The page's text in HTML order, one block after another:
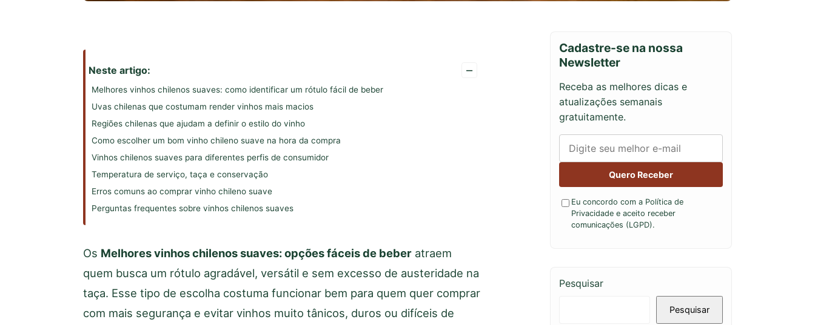
Neste artigo: –
Melhores vinhos chilenos suaves: como identificar um rótulo fácil de beber
Uvas chilenas que costumam render vinhos mais macios
Regiões chilenas que ajudam a definir o estilo do vinho
Como escolher um bom vinho chileno suave na hora da compra
Vinhos chilenos suaves para diferentes perfis de consumidor
Temperatura de serviço, taça e conservação
Erros comuns ao comprar vinho chileno suave
Perguntas frequentes sobre vinhos chilenos suaves
Os Melhores vinhos chilenos suaves: opções fáceis de beber atraem
quem busca um rótulo agradável, versátil e sem excesso de austeridade na
taça. Esse tipo de escolha costuma funcionar bem para quem quer comprar
com mais segurança e evitar vinhos muito tânicos, duros ou difíceis de
Cadastre-se na nossa
Newsletter
Receba as melhores dicas e
atualizações semanais
gratuitamente.
Quero Receber
Eu concordo com a Política de
Privacidade e aceito receber
comunicações (LGPD).
Pesquisar
Pesquisar